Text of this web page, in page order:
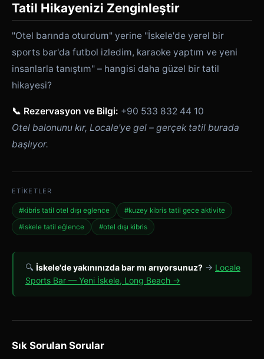
Tatil Hikayenizi Zenginleştir
"Otel barında oturdum" yerine "İskele'de yerel bir
sports bar'da futbol izledim, karaoke yaptım ve yeni
insanlarla tanıştım" – hangisi daha güzel bir tatil
hikayesi?
📞 Rezervasyon ve Bilgi: +90 533 832 44 10
Otel balonunu kır, Locale'ye gel – gerçek tatil burada
başlıyor.
ETIKETLER
#kibris tatil otel dışı eglence
#kuzey kibris tatil gece aktivite
#iskele tatil eğlence
#otel dışı kibris
🔍 İskele'de yakınınızda bar mı arıyorsunuz? → Locale
Sports Bar — Yeni İskele, Long Beach →
Sık Sorulan Sorular